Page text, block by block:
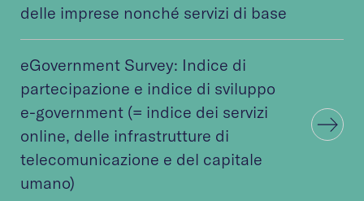
delle imprese nonché servizi di base
eGovernment Survey: Indice di
partecipazione e indice di sviluppo
e-government (= indice dei servizi
online, delle infrastrutture di
telecomunicazione e del capitale
umano)